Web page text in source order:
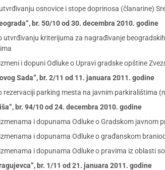
osnovice i stope doprinosa (članarine)
br. 50/10 od 30. decembra 2010. godine
utvrđivanju kriterijuma za nagrađivanje
i dopuni Odluke o Upravi gradske opštine
Sada”, br. 2/11 od 11. januara 2011. godine
rezervaciji parking mesta na javnim parkiralištima
br. 94/10 od 24. decembra 2010. godine
i dopunama Odluke o Gradskom javnom
i dopunama Odluke o građanskom
i dopunama Odluke o pravima iz oblasti
br. 1/11 od 21. januara 2011. godine